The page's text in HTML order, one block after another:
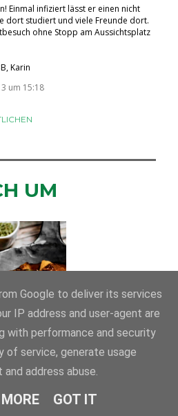
Einmal infiziert lässt er einen nicht
dort studiert und viele Freunde dort.
ohne Stopp am Aussichtsplatz
Karin
um 15:18
UM
Google to deliver its services
IP address and user-agent are
with performance and security
of service, generate usage
address abuse.
GOT IT